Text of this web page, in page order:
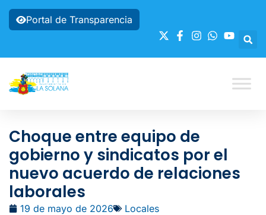
Portal de Transparencia
Choque entre equipo de
gobierno y sindicatos por el
nuevo acuerdo de relaciones
laborales
19 de mayo de 2026 Locales